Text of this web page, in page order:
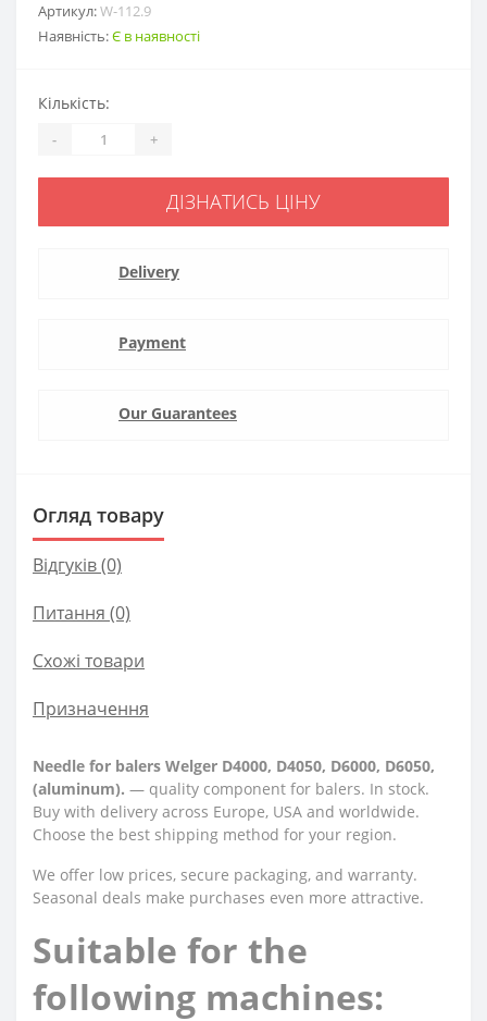
Артикул:W-112.9
Наявність:Є в наявності
Кількість:
- +
ДІЗНАТИСЬ ЦІНУ
Delivery
Payment
Our Guarantees
Огляд товару
Відгуків (0)
Питання (0)
Схожі товари
Призначення
Needle for balers Welger D4000, D4050, D6000, D6050,
(aluminum). — quality component for balers. In stock.
Buy with delivery across Europe, USA and worldwide.
Choose the best shipping method for your region.
We offer low prices, secure packaging, and warranty.
Seasonal deals make purchases even more attractive.
Suitable for the
following machines: